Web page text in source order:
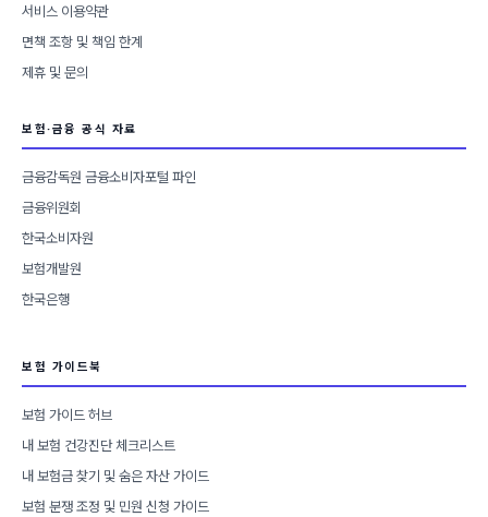
서비스 이용약관
면책 조항 및 책임 한계
제휴 및 문의
보험·금융 공식 자료
금융감독원 금융소비자포털 파인
금융위원회
한국소비자원
보험개발원
한국은행
보험 가이드북
보험 가이드 허브
내 보험 건강진단 체크리스트
내 보험금 찾기 및 숨은 자산 가이드
보험 분쟁 조정 및 민원 신청 가이드